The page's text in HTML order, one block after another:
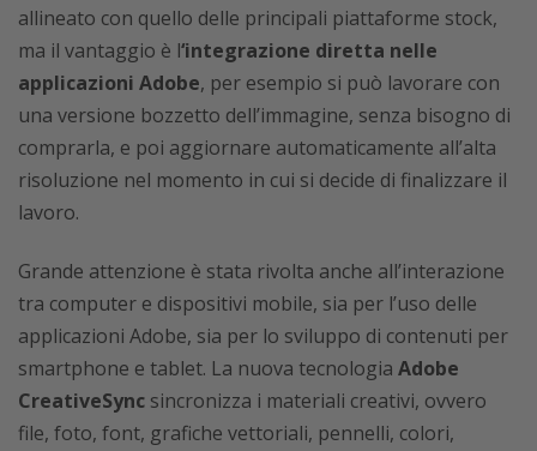
allineato con quello delle principali piattaforme stock,
ma il vantaggio è l‘integrazione diretta nelle
applicazioni Adobe, per esempio si può lavorare con
una versione bozzetto dell’immagine, senza bisogno di
comprarla, e poi aggiornare automaticamente all’alta
risoluzione nel momento in cui si decide di finalizzare il
lavoro.
Grande attenzione è stata rivolta anche all’interazione
tra computer e dispositivi mobile, sia per l’uso delle
applicazioni Adobe, sia per lo sviluppo di contenuti per
smartphone e tablet. La nuova tecnologia Adobe
CreativeSync sincronizza i materiali creativi, ovvero
file, foto, font, grafiche vettoriali, pennelli, colori,